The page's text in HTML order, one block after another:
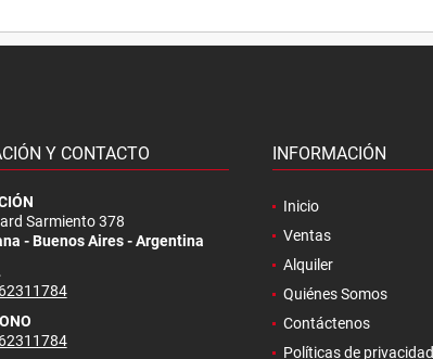
Y CONTACTO
Sarmiento 378
- Buenos Aires - Argentina
INFORMACIÓN
Inicio
Ventas
Alquiler
Quiénes Somos
Contáctenos
Políticas de privacidad